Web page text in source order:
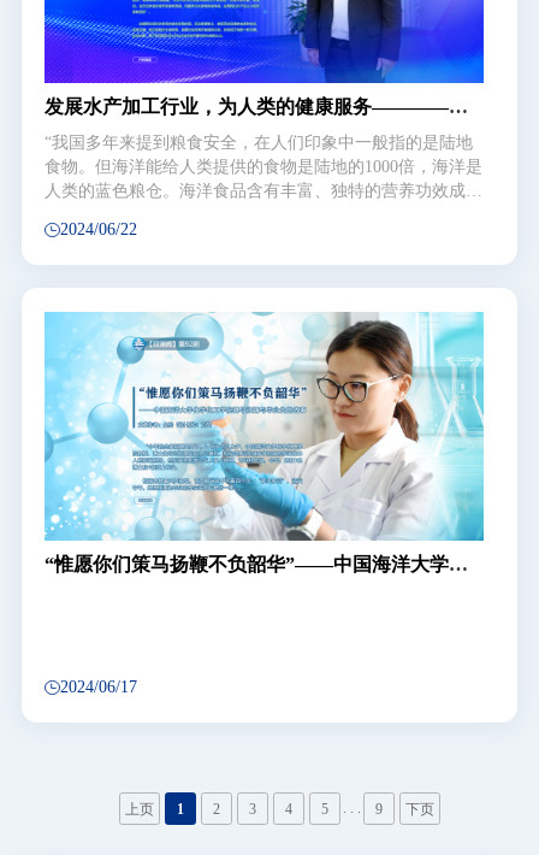
发展水产加工行业，为人类的健康服务————中
国工程院院士薛长湖教授的水产加工之路
“我国多年来提到粮食安全，在人们印象中一般指的是陆地
食物。但海洋能给人类提供的食物是陆地的1000倍，海洋是
人类的蓝色粮仓。海洋食品含有丰富、独特的营养功效成
2024/06/22
“惟愿你们策马扬鞭不负韶华”——中国海洋大学化
2024/06/17
上页 1 2 3 4 5 . . . 9 下页